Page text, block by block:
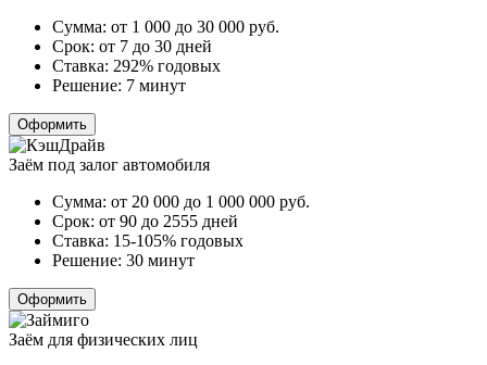
Сумма: от 1 000 до 30 000 руб.
Срок: от 7 до 30 дней
Ставка: 292% годовых
Решение: 7 минут
Оформить
Заём под залог автомобиля
Сумма: от 20 000 до 1 000 000 руб.
Срок: от 90 до 2555 дней
Ставка: 15-105% годовых
Решение: 30 минут
Оформить
Заём для физических лиц